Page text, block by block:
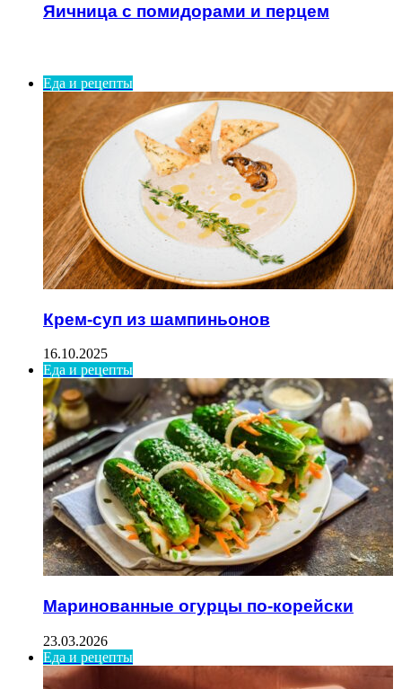
Яичница с помидорами и перцем
Еда и рецепты
Крем-суп из шампиньонов
16.10.2025
Еда и рецепты
Маринованные огурцы по-корейски
23.03.2026
Еда и рецепты